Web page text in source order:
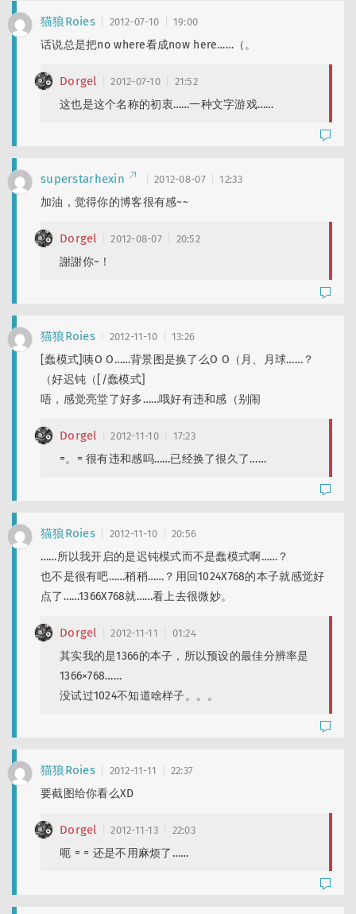
猫狼Roies 2012-07-10 19:00
话说总是把no where看成now here……（。
Dorgel 2012-07-10 21:52
这也是这个名称的初衷……一种文字游戏……
superstarhexin 2012-08-07 12:33
加油，觉得你的博客很有感~~
Dorgel 2012-08-07 20:52
謝謝你~！
猫狼Roies 2012-11-10 13:26
[蠢模式]咦O O……背景图是换了么O O（月、月球……？
（好迟钝（[/蠢模式]
唔，感觉亮堂了好多……哦好有违和感（别闹
Dorgel 2012-11-10 17:23
=。= 很有违和感吗……已经换了很久了……
猫狼Roies 2012-11-10 20:56
……所以我开启的是迟钝模式而不是蠢模式啊……？
也不是很有吧……稍稍……？用回1024X768的本子就感觉好
点了……1366X768就……看上去很微妙。
Dorgel 2012-11-11 01:24
其实我的是1366的本子，所以预设的最佳分辨率是
1366×768……
没试过1024不知道啥样子。。。
猫狼Roies 2012-11-11 22:37
要截图给你看么XD
Dorgel 2012-11-13 22:03
呃 = = 还是不用麻烦了……